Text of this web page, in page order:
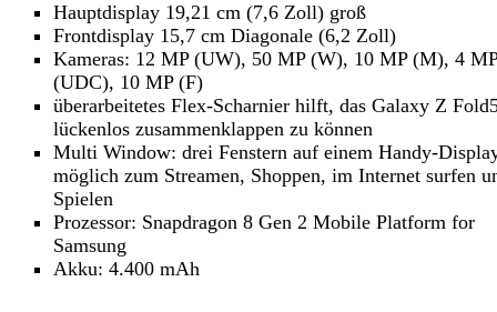
Hauptdisplay 19,21 cm (7,6 Zoll) groß
Frontdisplay 15,7 cm Diagonale (6,2 Zoll)
Kameras: 12 MP (UW), 50 MP (W), 10 MP (M), 4 MP
(UDC), 10 MP (F)
überarbeitetes Flex-Scharnier hilft, das Galaxy Z
lückenlos zusammenklappen zu können
Multi Window: drei Fenstern auf einem Handy-
möglich zum Streamen, Shoppen, im Internet surfen
Spielen
Prozessor: Snapdragon 8 Gen 2 Mobile Platform for
Samsung
Akku: 4.400 mAh